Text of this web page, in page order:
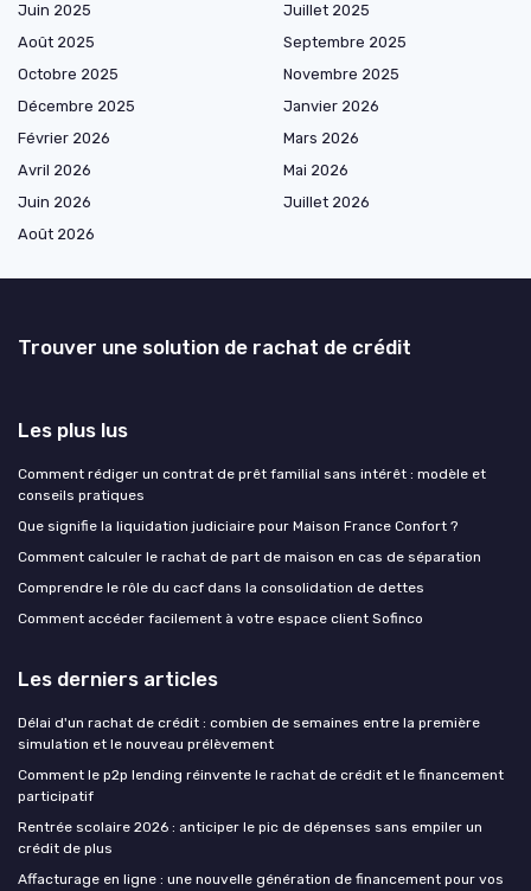
Juin 2025
Juillet 2025
Août 2025
Septembre 2025
Octobre 2025
Novembre 2025
Décembre 2025
Janvier 2026
Février 2026
Mars 2026
Avril 2026
Mai 2026
Juin 2026
Juillet 2026
Août 2026
Trouver une solution de rachat de crédit
Les plus lus
Comment rédiger un contrat de prêt familial sans intérêt : modèle et
conseils pratiques
Que signifie la liquidation judiciaire pour Maison France Confort ?
Comment calculer le rachat de part de maison en cas de séparation
Comprendre le rôle du cacf dans la consolidation de dettes
Comment accéder facilement à votre espace client Sofinco
Les derniers articles
Délai d'un rachat de crédit : combien de semaines entre la première
simulation et le nouveau prélèvement
Comment le p2p lending réinvente le rachat de crédit et le financement
participatif
Rentrée scolaire 2026 : anticiper le pic de dépenses sans empiler un
crédit de plus
Affacturage en ligne : une nouvelle génération de financement pour vos